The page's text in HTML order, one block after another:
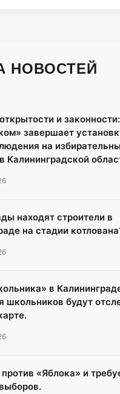
НОВОСТЕЙ
и законности:
завершает
на
Калининградской
находят строители в
на стадии
в
школьников будут
«Яблока» и